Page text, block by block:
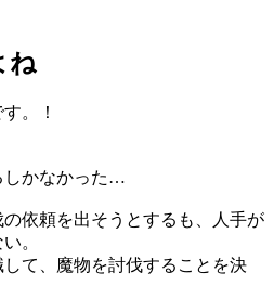
ね
。！
しかなかった…
依頼を出そうとするも、人手が
。
て、魔物を討伐することを決